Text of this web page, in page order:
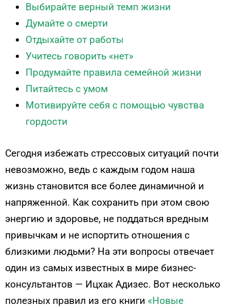
Выбирайте верный темп жизни
Думайте о смерти
Отдыхайте от работы
Учитесь говорить «нет»
Продумайте правила семейной жизни
Питайтесь с умом
Мотивируйте себя с помощью чувства
гордости
Сегодня избежать стрессовых ситуаций почти
невозможно, ведь с каждым годом наша
жизнь становится все более динамичной и
напряженной. Как сохранить при этом свою
энергию и здоровье, не поддаться вредным
привычкам и не испортить отношения с
близкими людьми? На эти вопросы отвечает
один из самых известных в мире бизнес-
консультантов — Ицхак Адизес. Вот несколько
полезных правил из его книги «Новые